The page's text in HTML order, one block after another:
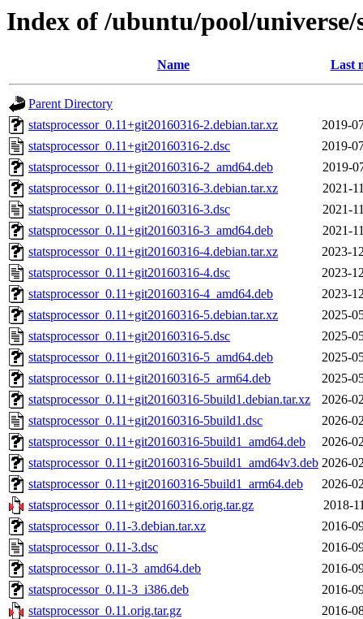
Index of /ubuntu/pool/universe/
Name Last
Parent Directory
statsprocessor_0.11+git20160316-2.debian.tar.xz
2019-
statsprocessor_0.11+git20160316-2.dsc
2019-
statsprocessor_0.11+git20160316-2_amd64.deb
2019-
statsprocessor_0.11+git20160316-3.debian.tar.xz
2021-
statsprocessor_0.11+git20160316-3.dsc
2021-
statsprocessor_0.11+git20160316-3_amd64.deb
2021-
statsprocessor_0.11+git20160316-4.debian.tar.xz
2023-
statsprocessor_0.11+git20160316-4.dsc
2023-
statsprocessor_0.11+git20160316-4_amd64.deb
2023-
statsprocessor_0.11+git20160316-5.debian.tar.xz
2025-
statsprocessor_0.11+git20160316-5.dsc
2025-
statsprocessor_0.11+git20160316-5_amd64.deb
2025-
statsprocessor_0.11+git20160316-5_arm64.deb
2025-
statsprocessor_0.11+git20160316-5build1.debian.tar.xz
2026-
statsprocessor_0.11+git20160316-5build1.dsc
2026-
statsprocessor_0.11+git20160316-5build1_amd64.deb
2026-
statsprocessor_0.11+git20160316-5build1_amd64v3.deb 2026-
statsprocessor_0.11+git20160316-5build1_arm64.deb
2026-
statsprocessor_0.11+git20160316.orig.tar.gz
2018-
statsprocessor_0.11-3.debian.tar.xz
2016-
statsprocessor_0.11-3.dsc
2016-
statsprocessor_0.11-3_amd64.deb
2016-
statsprocessor_0.11-3_i386.deb
2016-
statsprocessor_0.11.orig.tar.gz
2016-